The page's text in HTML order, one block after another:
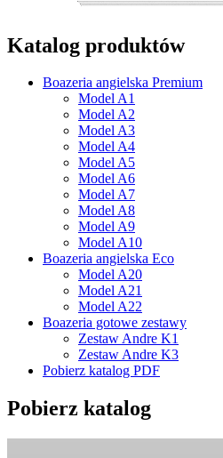
Katalog produktów
Boazeria angielska Premium
Model A1
Model A2
Model A3
Model A4
Model A5
Model A6
Model A7
Model A8
Model A9
Model A10
Boazeria angielska Eco
Model A20
Model A21
Model A22
Boazeria gotowe zestawy
Zestaw Andre K1
Zestaw Andre K3
Pobierz katalog PDF
Pobierz katalog